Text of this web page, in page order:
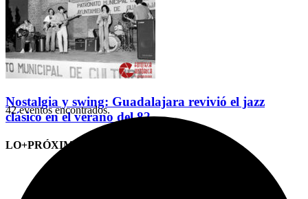
Nostalgia y swing: Guadalajara revivió el jazz
clásico en el verano del 82
LO+PRÓXIMO (CITAS)
42 eventos encontrados.